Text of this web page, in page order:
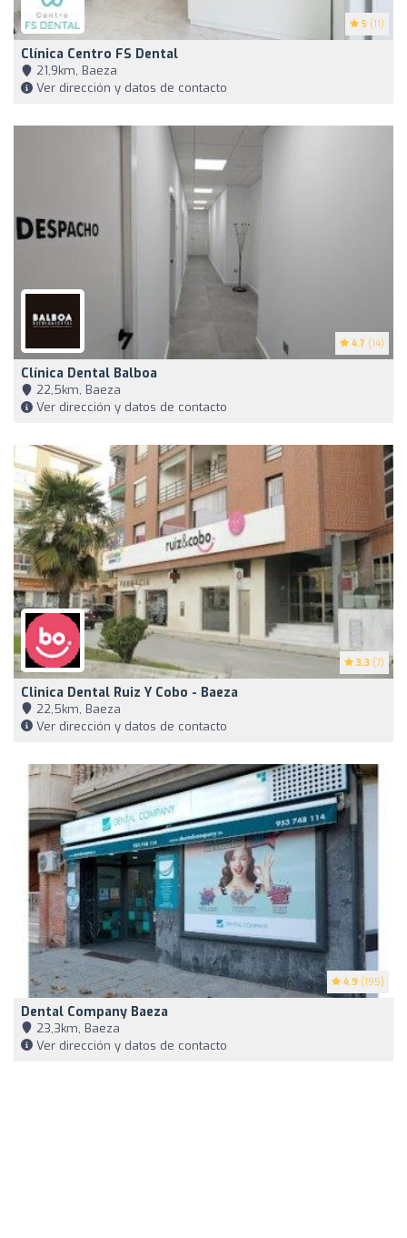
5 (11)
Clínica Centro FS Dental
21,9km, Baeza
Ver dirección y datos de contacto
4.7 (14)
Clínica Dental Balboa
22,5km, Baeza
Ver dirección y datos de contacto
3.3 (7)
Clinica Dental Ruiz Y Cobo - Baeza
22,5km, Baeza
Ver dirección y datos de contacto
4.9 (195)
Dental Company Baeza
23,3km, Baeza
Ver dirección y datos de contacto